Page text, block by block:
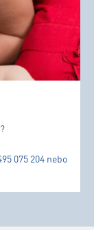
075 204 nebo